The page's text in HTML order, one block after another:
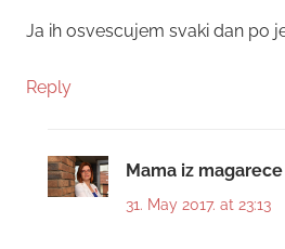
Ja ih osvescujem svaki dan po
Reply
Mama iz
31. May 2017. at 23:13